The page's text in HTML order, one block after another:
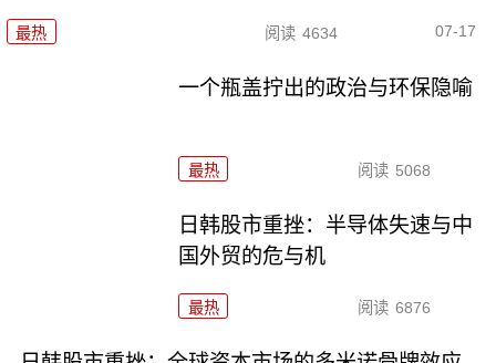
最热 阅读 4634 07-17
一个瓶盖拧出的政治与环保隐喻
最热 阅读 5068
日韩股市重挫：半导体失速与中
国外贸的危与机
最热 阅读 6876